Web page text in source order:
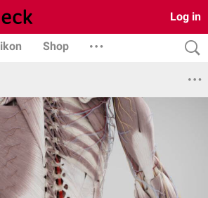
Log in
Shop